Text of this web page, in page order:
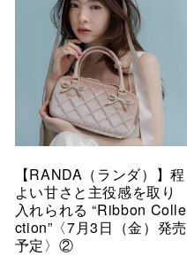
【RANDA（ランダ）】程
よい甘さと主役感を取り
入れられる “Ribbon Colle
ction”〈7月3日（金）発売
予定〉②